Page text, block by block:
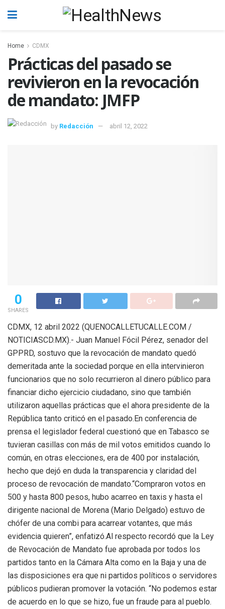
Home CDMX
Prácticas del pasado se
revivieron en la revocación
de mandato: JMFP
by Redacción abril 12, 2022
0
SHARES
CDMX, 12 abril 2022 (QUENOCALLETUCALLE.COM /
NOTICIASCD.MX).- Juan Manuel Fócil Pérez, senador del
GPPRD, sostuvo que la revocación de mandato quedó
demeritada ante la sociedad porque en ella intervinieron
funcionarios que no solo recurrieron al dinero público para
financiar dicho ejercicio ciudadano, sino que también
utilizaron aquellas prácticas que el ahora presidente de la
República tanto criticó en el pasado.En conferencia de
prensa el legislador federal cuestionó que en Tabasco se
tuvieran casillas con más de mil votos emitidos cuando lo
común, en otras elecciones, era de 400 por instalación,
hecho que dejó en duda la transparencia y claridad del
proceso de revocación de mandato.“Compraron votos en
500 y hasta 800 pesos, hubo acarreo en taxis y hasta el
dirigente nacional de Morena (Mario Delgado) estuvo de
chófer de una combi para acarrear votantes, que más
evidencia quieren”, enfatizó.Al respecto recordó que la Ley
de Revocación de Mandato fue aprobada por todos los
partidos tanto en la Cámara Alta como en la Baja y una de
las disposiciones era que ni partidos políticos o servidores
públicos pudieran promover la votación. “No podemos estar
de acuerdo en lo que se hizo, fue un fraude para al pueblo.